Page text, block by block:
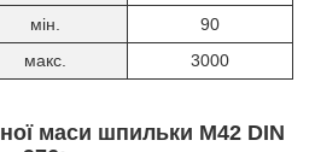
мін.
90
макс.
3000
маси шпильки М42 DIN